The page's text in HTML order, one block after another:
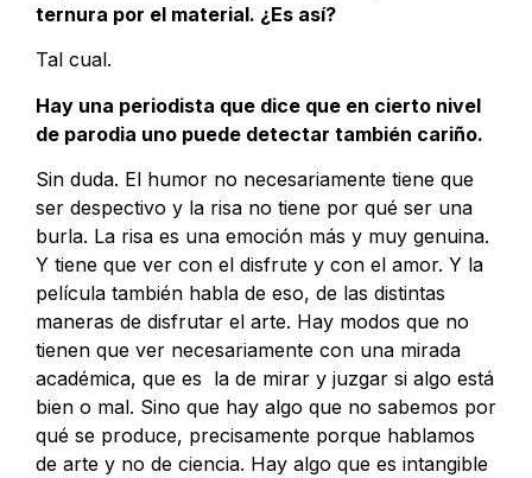
ternura por el material. ¿Es así?
Tal cual.
Hay una periodista que dice que en cierto nivel
de parodia uno puede detectar también cariño.
Sin duda. El humor no necesariamente tiene que
ser despectivo y la risa no tiene por qué ser una
burla. La risa es una emoción más y muy genuina.
Y tiene que ver con el disfrute y con el amor. Y la
película también habla de eso, de las distintas
maneras de disfrutar el arte. Hay modos que no
tienen que ver necesariamente con una mirada
académica, que es la de mirar y juzgar si algo está
bien o mal. Sino que hay algo que no sabemos por
qué se produce, precisamente porque hablamos
de arte y no de ciencia. Hay algo que es intangible